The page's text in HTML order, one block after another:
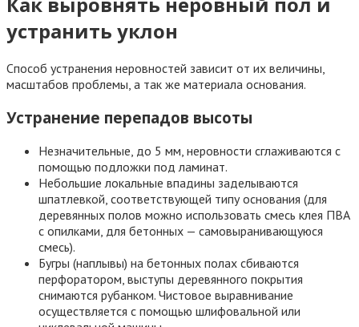
устранить уклон
Способ устранения неровностей зависит от их величины,
масштабов проблемы, а так же материала основания.
Устранение перепадов высоты
Незначительные, до 5 мм, неровности сглаживаются с
помощью подложки под ламинат.
Небольшие локальные впадины заделываются
шпатлевкой, соответствующей типу основания (для
деревянных полов можно использовать смесь клея ПВА
с опилками, для бетонных — самовыранивающуюся
смесь).
Бугры (наплывы) на бетонных полах сбиваются
перфоратором, выступы деревянного покрытия
снимаются рубанком. Чистовое выравнивание
осуществляется с помощью шлифовальной или